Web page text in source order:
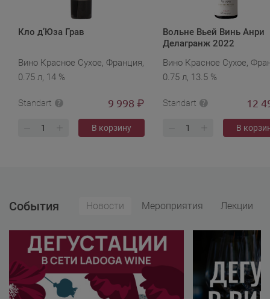
Кло д’Юза Грав
Вино Красное Сухое, Франция,
0.75 л, 14 %
Standart 9 998 ₽
В корзину
Вольне Вьей Винь Анри
Делагранж 2022
Вино Красное Сухое,
0.75 л, 13.5 %
Standart 12
В
События Новости Мероприятия Лекции